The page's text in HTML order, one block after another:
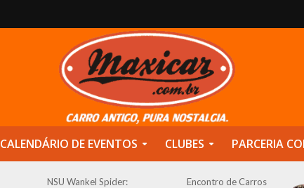
CALENDÁRIO DE EVENTOS CLUBES PARCERIA
NSU Wankel Spider:
Encontro de Carros